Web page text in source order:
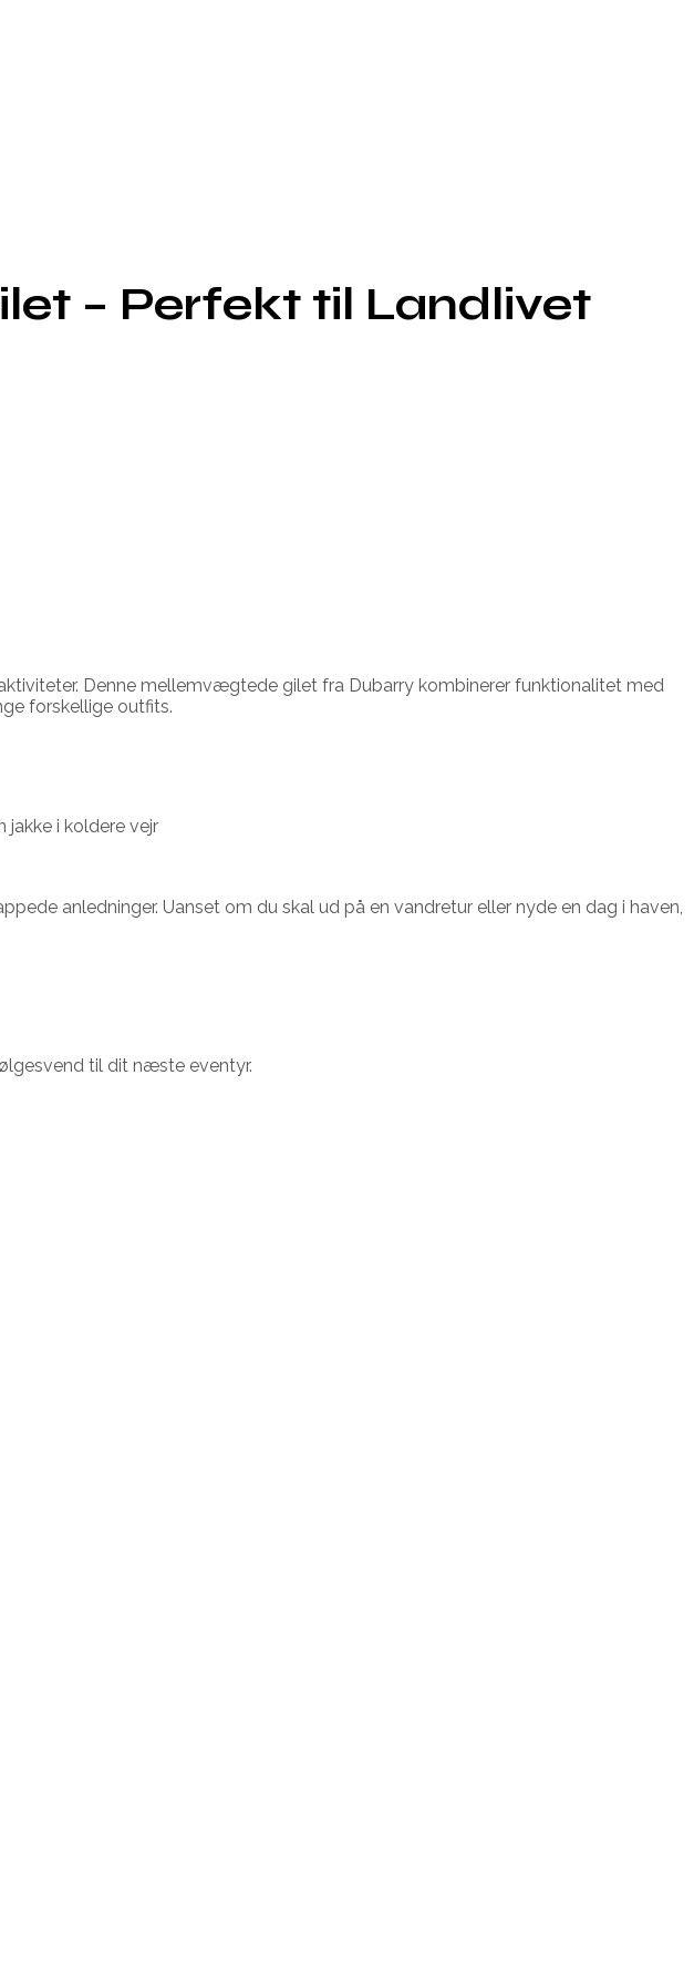
– Perfekt til Landlivet
Denne mellemvægtede gilet fra Dubarry kombinerer funktionalitet med
forskellige outfits.
jakke i koldere vejr
anledninger. Uanset om du skal ud på en vandretur eller nyde en dag i haven,
til dit næste eventyr.